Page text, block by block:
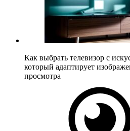
Как выбрать телевизор с
который адаптирует
просмотра